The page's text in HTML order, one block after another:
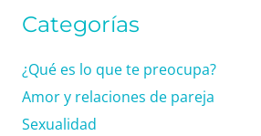
Categorías
¿Qué es lo que te preocupa?
Amor y relaciones de pareja
Sexualidad